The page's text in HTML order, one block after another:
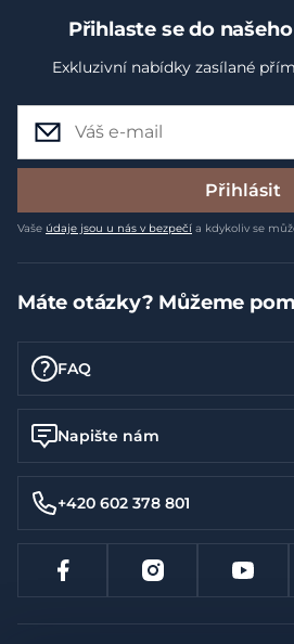
Přihlaste se do
Exkluzivní nabídky zasílané
Přihlásit
Vaše údaje jsou u nás v bezpečí a kdykoliv se
Máte otázky? Můžeme
FAQ
Napište nám
+420 602 378 801